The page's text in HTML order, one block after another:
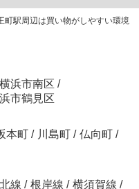
町駅周辺は買い物がしやすい環境
横浜市南区 /
市鶴見区
本町 / 川島町 / 仏向町 /
線 / 根岸線 / 横須賀線 /